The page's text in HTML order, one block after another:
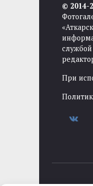
© 2014-
При